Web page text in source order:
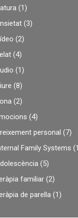
(1)
(3)
(2)
(4)
(1)
(8)
(2)
(4)
personal (7)
Family Systems
(5)
familiar (2)
de parella (1)